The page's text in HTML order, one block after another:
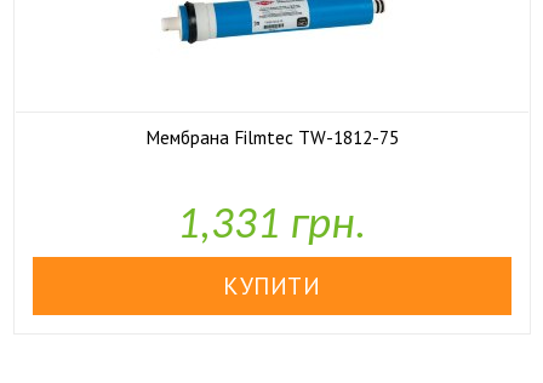
Мембрана Filmtec TW-1812-75
1,331 грн.